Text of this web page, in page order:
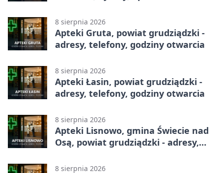
8 sierpnia 2026
Apteki Gruta, powiat grudziądzki -
adresy, telefony, godziny otwarcia
8 sierpnia 2026
Apteki Łasin, powiat grudziądzki -
adresy, telefony, godziny otwarcia
8 sierpnia 2026
Apteki Lisnowo, gmina Świecie nad
Osą, powiat grudziądzki - adresy,
8 sierpnia 2026